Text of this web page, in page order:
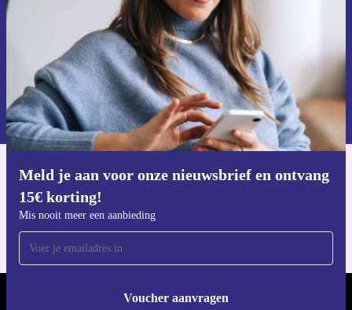
Meld je aan voor onze nieuwsbrief en ontvang
15€ korting!
Mis nooit meer een aanbieding
Voucher aanvragen
Voucher aanvragen
Informatie over het gebruik van persoonsgegevens vind je in ons
privacybeleid
Download de refurbed app
REFURBED NEDERLAND - RETHINK NEW.